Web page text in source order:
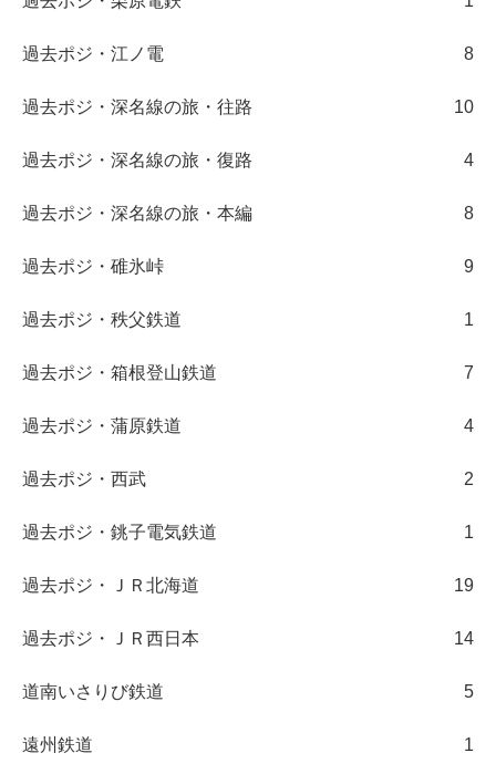
過去ポジ・江ノ電 8
過去ポジ・深名線の旅・往路 10
過去ポジ・深名線の旅・復路 4
過去ポジ・深名線の旅・本編 8
過去ポジ・碓氷峠 9
過去ポジ・秩父鉄道 1
過去ポジ・箱根登山鉄道 7
過去ポジ・蒲原鉄道 4
過去ポジ・西武 2
過去ポジ・銚子電気鉄道 1
過去ポジ・ＪＲ北海道 19
過去ポジ・ＪＲ西日本 14
道南いさりび鉄道 5
遠州鉄道 1